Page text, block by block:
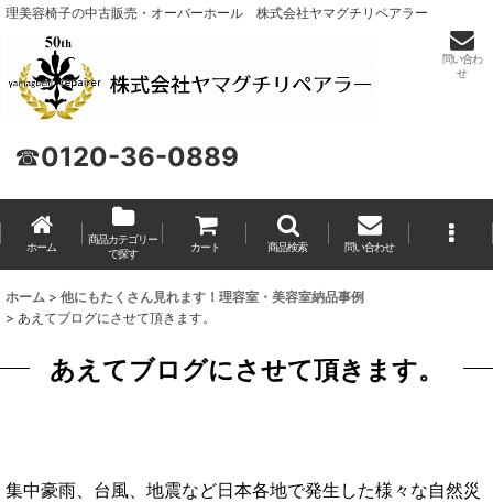
理美容椅子の中古販売・オーバーホール 株式会社ヤマグチリペアラー
☎0120-36-0889
問い合わ
せ
ホーム
商品カテゴリー
で探す
カート 商品検索 問い合わせ
ホーム > 他にもたくさん見れます！理容室・美容室納品事例
> あえてブログにさせて頂きます。
あえてブログにさせて頂きます。
集中豪雨、台風、地震など日本各地で発生した様々な自然災